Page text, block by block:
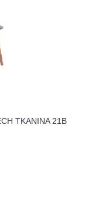
TKANINA 21B